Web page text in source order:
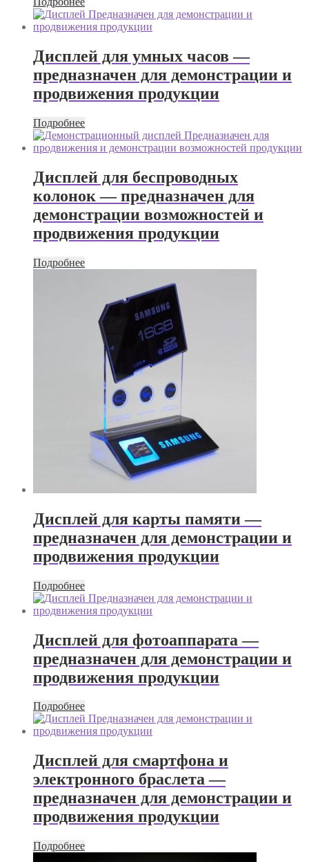
Дисплей для умных часов —
предназначен для демонстрации и
продвижения продукции
Подробнее
Дисплей для беспроводных
колонок — предназначен для
демонстрации возможностей и
продвижения продукции
Подробнее
Дисплей для карты памяти —
предназначен для демонстрации и
продвижения продукции
Подробнее
Дисплей для фотоаппарата —
предназначен для демонстрации и
продвижения продукции
Подробнее
Дисплей для смартфона и
электронного браслета —
предназначен для демонстрации и
продвижения продукции
Подробнее